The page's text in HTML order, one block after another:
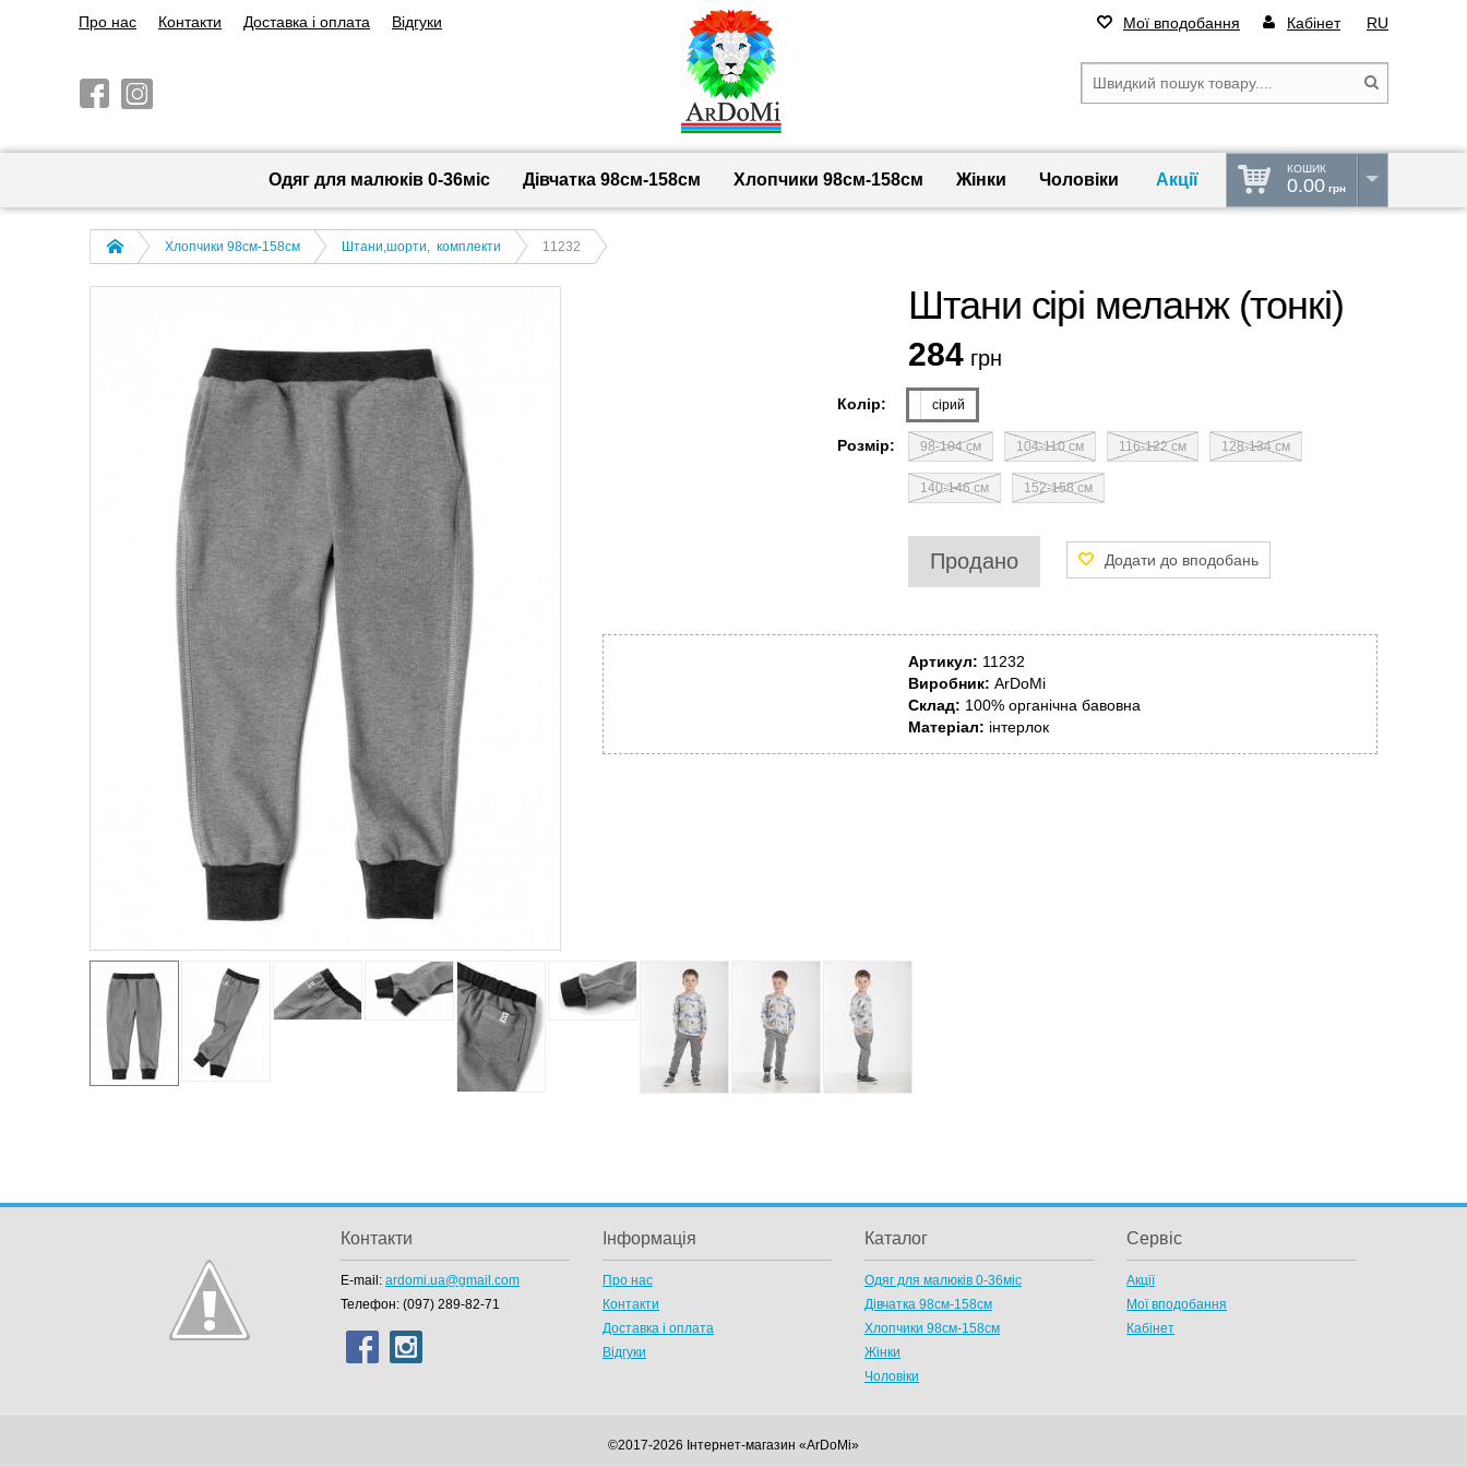
Про нас Контакти Доставка і оплата Відгуки Мої вподобання Кабінет RU
Одяг для малюків 0-36міс Дівчатка 98cм-158см Хлопчики 98см-158см Жінки Чоловіки Акції
КОШИК
0.00 грн
Хлопчики 98см-158см Штани,шорти, комплекти 11232
Штани сірі меланж (тонкі)
284 грн
Колір: сірий
Розмір: 98-104 см 104-110 см 116-122 см 128-134 см
140-146 см 152-158 см
Продано
Артикул: 11232
Виробник: ArDoMi
Склад: 100% органічна бавовна
Матеріал: інтерлок
Контакти
E-mail: ardomi.ua@gmail.com
Телефон: (097) 289-82-71
Інформація
Про нас
Контакти
Доставка і оплата
Відгуки
Каталог
Одяг для малюків 0-36міс
Дівчатка 98cм-158см
Хлопчики 98см-158см
Жінки
Чоловіки
Сервіс
Акції
Мої вподобання
Кабінет
©2017-2026 Інтернет-магазин «ArDoMi»